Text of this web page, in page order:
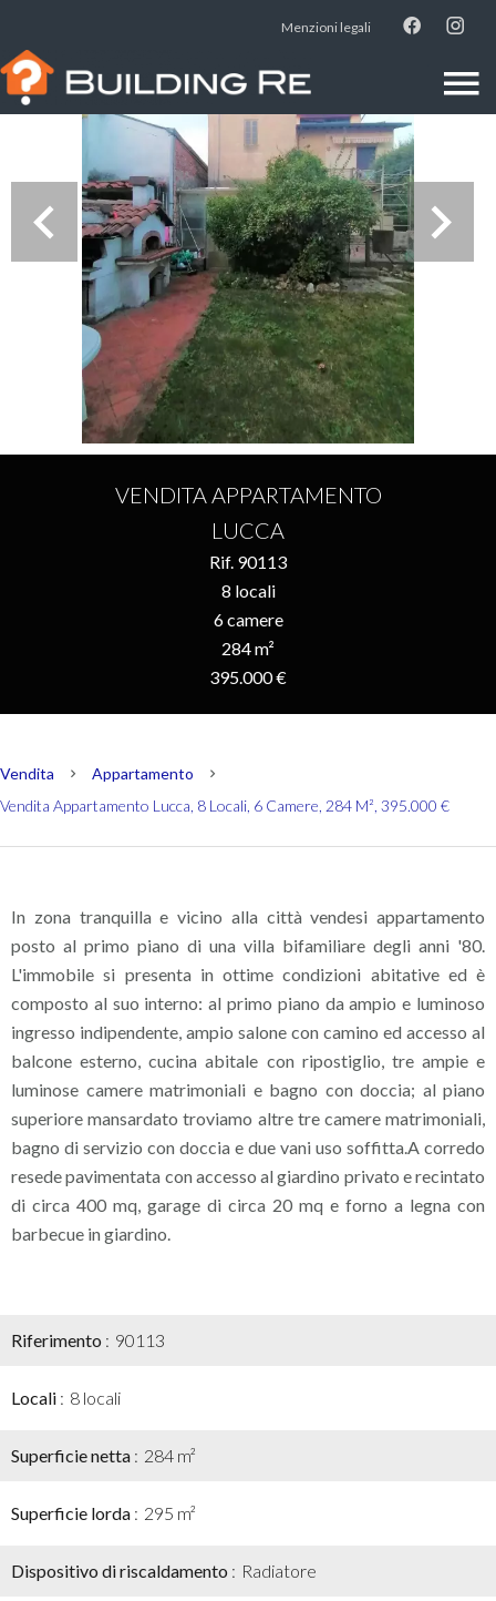
Menzioni legali
VENDITA APPARTAMENTO
LUCCA
Rif. 90113
8 locali
6 camere
284 m²
395.000 €
Vendita
Appartamento
Vendita Appartamento Lucca, 8 Locali, 6 Camere, 284 M², 395.000 €
In zona tranquilla e vicino alla città vendesi appartamento
posto al primo piano di una villa bifamiliare degli anni '80.
L'immobile si presenta in ottime condizioni abitative ed è
composto al suo interno: al primo piano da ampio e luminoso
ingresso indipendente, ampio salone con camino ed accesso al
balcone esterno, cucina abitale con ripostiglio, tre ampie e
luminose camere matrimoniali e bagno con doccia; al piano
superiore mansardato troviamo altre tre camere matrimoniali,
bagno di servizio con doccia e due vani uso soffitta.A corredo
resede pavimentata con accesso al giardino privato e recintato
di circa 400 mq, garage di circa 20 mq e forno a legna con
barbecue in giardino.
Riferimento 90113
Locali 8 locali
Superficie netta 284 m²
Superficie lorda 295 m²
Dispositivo di riscaldamento Radiatore